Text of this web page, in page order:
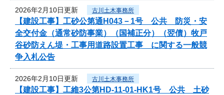
2026年2月10日更新 古川土木事務所
【建設工事】工砂公第通H043－1号 公共 防災・安
全交付金（通常砂防事業）（国補正分）（翌債）牧戸
谷砂防えん堤・工事用道路設置工事 に関する一般競
争入札公告
2026年2月10日更新 古川土木事務所
【建設工事】工維3公第HD-11-01-HK1号 公共 土砂